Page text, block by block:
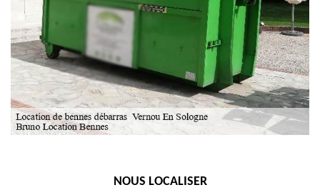
NOUS LOCALISER